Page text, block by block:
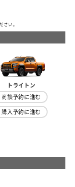
さい。
トライトン
商談予約に進む
購入予約に進む